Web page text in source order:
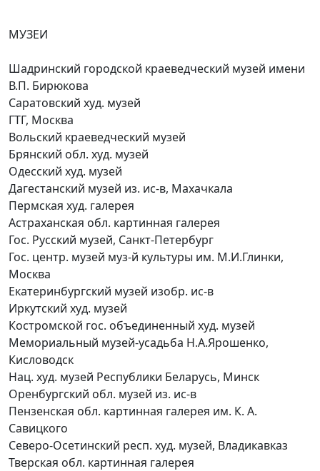
МУЗЕИ
Шадринский городской краеведческий музей имени
В.П. Бирюкова
Саратовский худ. музей
ГТГ, Москва
Вольский краеведческий музей
Брянский обл. худ. музей
Одесский худ. музей
Дагестанский музей из. ис-в, Махачкала
Пермская худ. галерея
Астраханская обл. картинная галерея
Гос. Русский музей, Санкт-Петербург
Гос. центр. музей муз-й культуры им. М.И.Глинки,
Москва
Екатеринбургский музей изобр. ис-в
Иркутский худ. музей
Костромской гос. объединенный худ. музей
Мемориальный музей-усадьба Н.А.Ярошенко,
Кисловодск
Нац. худ. музей Республики Беларусь, Минск
Оренбургский обл. музей из. ис-в
Пензенская обл. картинная галерея им. К. А.
Савицкого
Северо-Осетинский респ. худ. музей, Владикавказ
Тверская обл. картинная галерея